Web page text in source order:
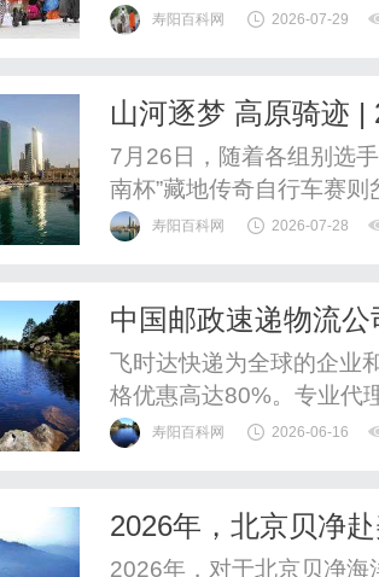
候像知了叫，有时候像过
去医院查，片子拍了一堆
寿阳百科网 2026-07-29
山河逐梦 高原骑迹 |
顺利收官
7月26日，随着各组别选
南杯”藏地传奇自行车赛
幕。本届赛事为期两天，
河同源·锅庄之乡”锅庄文
寿阳百科网 2026-07-28
中国邮政速递物流
递价格促销,ems国
飞时达快递为全球的企业
格优惠高达80%。专业代
递、UPS国际快递、
专递邮件通达国家地区*起
寿阳百科网 2026-06-16
2026年，北京贝净
2026年，对于北京贝净海